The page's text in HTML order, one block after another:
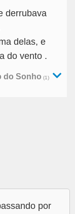
derrubava
delas, e
do vento .
do Sonho (1)
por